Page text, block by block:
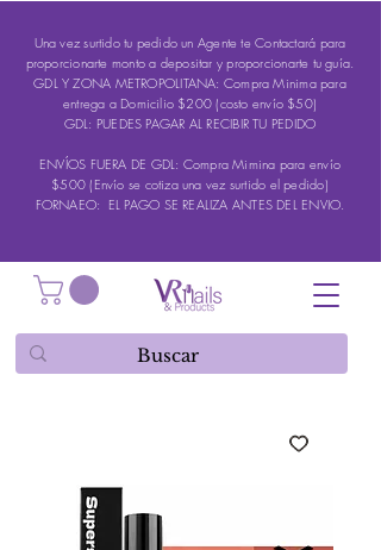
Una vez surtido tu pedido un Agente te Contactará para
proporcionarte monto a depositar y proporcionarte tu guía.
GDL Y ZONA METROPOLITANA: Compra Minima para
entrega a Domicilio $200 (costo envío $50)
GDL: PUEDES PAGAR AL RECIBIR TU PEDIDO
ENVÍOS FUERA DE GDL: Compra Mimina para envío
$500 (Envío se cotiza una vez surtido el pedido)
FORNAEO: EL PAGO SE REALIZA ANTES DEL ENVIO.